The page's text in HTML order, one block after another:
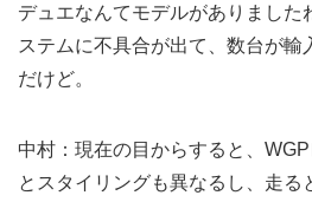
デュエなんてモデルがありました
ステムに不具合が出て、数台が輸
だけど。
中村：現在の目からすると、
とスタイリングも異なるし、走る